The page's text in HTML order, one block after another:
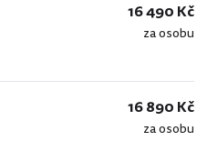
16 490 Kč
za osobu
16 890 Kč
za osobu